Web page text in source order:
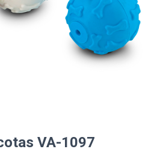
VA-1097